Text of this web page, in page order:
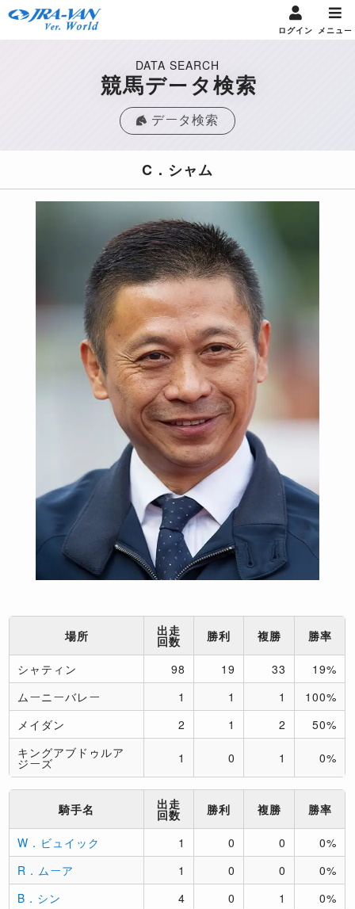
ログイン メニュー
DATA SEARCH
競馬データ検索
データ検索
C．シャム
場所 出走
回数 勝利 複勝 勝率
シャティン 98 19 33
19%
ムーニーバレー
1 1 1
100%
メイダン
2 1 2
50%
キングアブドゥルア
ジーズ 1 0 1 0%
騎手名 出走
回数 勝利 複勝 勝率
W．ビュイック 1 0 0
0%
R．ムーア
1 0 0
0%
B．シン
4 0 1
0%